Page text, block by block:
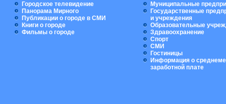
Городское телевидение
Панорама Мирного
Публикации о городе в СМИ
Книги о городе
Фильмы о городе
Муниципальные
Государственные
и учреждения
Образовательные
Здравоохранение
Спорт
СМИ
Гостиницы
Информация о
заработной плате